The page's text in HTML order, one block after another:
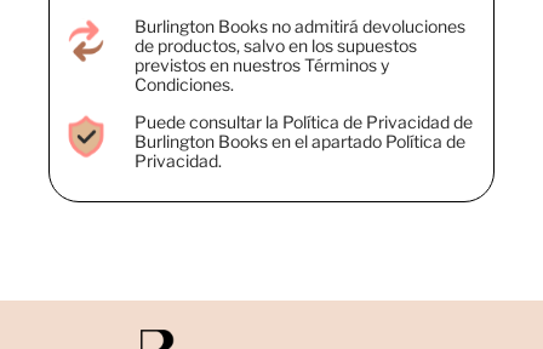
Burlington Books no admitirá devoluciones
de productos, salvo en los supuestos
previstos en nuestros Términos y
Condiciones.
Puede consultar la Política de Privacidad de
Burlington Books en el apartado Política de
Privacidad.